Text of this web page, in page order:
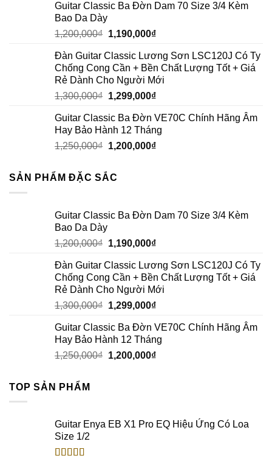
Guitar Classic Ba Đờn Dam 70 Size 3/4 Kèm
Bao Da Dày
1,200,000₫ 1,190,000₫
Đàn Guitar Classic Lương Sơn LSC120J Có Ty
Chống Cong Cần + Bền Chất Lượng Tốt + Giá
Rẻ Dành Cho Người Mới
1,300,000₫ 1,299,000₫
Guitar Classic Ba Đờn VE70C Chính Hãng Âm
Hay Bảo Hành 12 Tháng
1,250,000₫ 1,200,000₫
SẢN PHẨM ĐẶC SẮC
Guitar Classic Ba Đờn Dam 70 Size 3/4 Kèm
Bao Da Dày
1,200,000₫ 1,190,000₫
Đàn Guitar Classic Lương Sơn LSC120J Có Ty
Chống Cong Cần + Bền Chất Lượng Tốt + Giá
Rẻ Dành Cho Người Mới
1,300,000₫ 1,299,000₫
Guitar Classic Ba Đờn VE70C Chính Hãng Âm
Hay Bảo Hành 12 Tháng
1,250,000₫ 1,200,000₫
TOP SẢN PHẨM
Guitar Enya EB X1 Pro EQ Hiệu Ứng Có Loa
Size 1/2